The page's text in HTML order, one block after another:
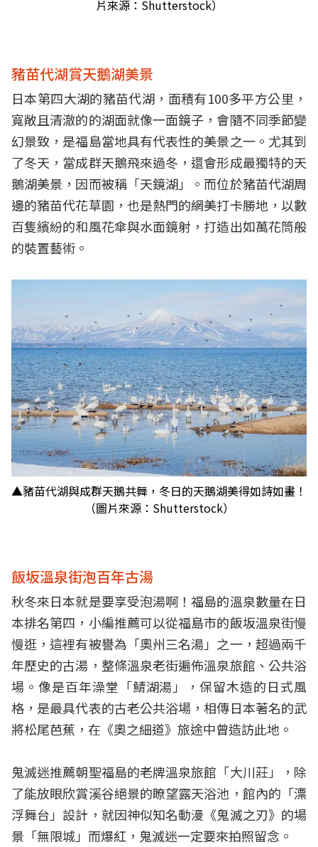
片來源：Shutterstock）
豬苗代湖賞天鵝湖美景
日本第四大湖的豬苗代湖，面積有100多平方公里，
寬敞且清澈的的湖面就像一面鏡子，會隨不同季節變
幻景致，是福島當地具有代表性的美景之一。尤其到
了冬天，當成群天鵝飛來過冬，還會形成最獨特的天
鵝湖美景，因而被稱「天鏡湖」。而位於豬苗代湖周
邊的豬苗代花草園，也是熱門的網美打卡勝地，以數
百隻繽紛的和風花傘與水面鏡射，打造出如萬花筒般
的裝置藝術。
▲豬苗代湖與成群天鵝共舞，冬日的天鵝湖美得如詩如畫！
（圖片來源：Shutterstock）
飯坂溫泉街泡百年古湯
秋冬來日本就是要享受泡湯啊！福島的溫泉數量在日
本排名第四，小編推薦可以從福島市的飯坂溫泉街慢
慢逛，這裡有被譽為「奧州三名湯」之一，超過兩千
年歷史的古湯，整條溫泉老街遍佈溫泉旅館、公共浴
場。像是百年澡堂「鯖湖湯」，保留木造的日式風
格，是最具代表的古老公共浴場，相傳日本著名的武
將松尾芭蕉，在《奧之細道》旅途中曾造訪此地。
鬼滅迷推薦朝聖福島的老牌溫泉旅館「大川莊」，除
了能放眼欣賞溪谷絕景的瞭望露天浴池，館內的「漂
浮舞台」設計，就因神似知名動漫《鬼滅之刃》的場
景「無限城」而爆紅，鬼滅迷一定要來拍照留念。